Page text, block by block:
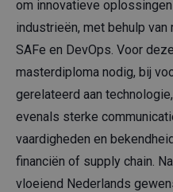
om innovatieve
industrieën, met behulp
SAFe en DevOps. Voor
masterdiploma nodig, bij
gerelateerd aan
evenals sterke
vaardigheden en
financiën of supply chain.
vloeiend Nederlands